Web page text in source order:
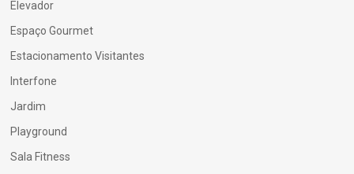
Elevador
Espaço Gourmet
Estacionamento Visitantes
Interfone
Jardim
Playground
Sala Fitness